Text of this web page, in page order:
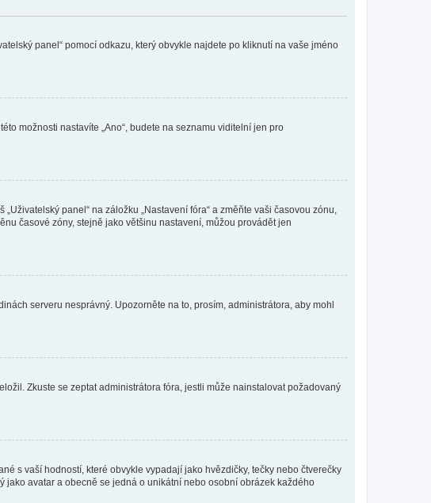
panel“ pomocí odkazu, který obvykle najdete po kliknutí na vaše jméno
možnosti nastavíte „Ano“, budete na seznamu viditelní jen pro
panel“ na záložku „Nastavení fóra“ a změňte vaši časovou zónu,
časové zóny, stejně jako většinu nastavení, můžou provádět jen
serveru nesprávný. Upozorněte na to, prosím, administrátora, aby mohl
Zkuste se zeptat administrátora fóra, jestli může nainstalovat požadovaný
s vaší hodností, které obvykle vypadají jako hvězdičky, tečky nebo čtverečky
avatar a obecně se jedná o unikátní nebo osobní obrázek každého